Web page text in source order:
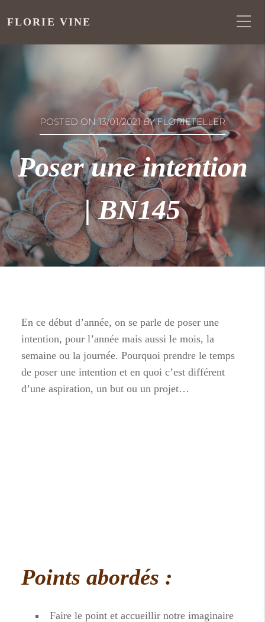
FLORIE VINE
POSTED ON13/01/2021BYFLORIETELLER
Poser une intention
| BN145
En ce début d’année, on se parle de poser une
intention, pour l’année mais aussi le mois, la
semaine ou la journée. Pourquoi prendre le temps
de poser une intention et en quoi c’est différent
d’une aspiration, un but ou un projet…
Points abordés :
Faire le point et accueillir notre imaginaire